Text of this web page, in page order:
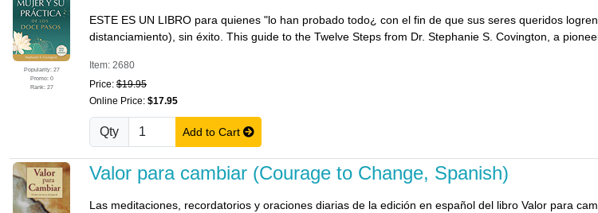
Popularity: 27
Promo: 0
Rank: 27
ESTE ES UN LIBRO para quienes "lo han probado todo¿ con el fin de que sus seres queridos
distanciamiento), sin éxito. This guide to the Twelve Steps from Dr. Stephanie S. Covington, a
Item: 2680
Price: $19.95
Online Price: $17.95
Qty Add to Cart
Valor para cambiar (Courage to Change, Spanish)
Las meditaciones, recordatorios y oraciones diarias de la edición en español del libro Valor para